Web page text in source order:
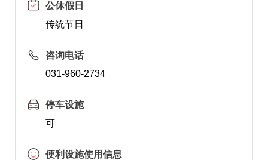
公休假日
传统节日
咨询电话
031-960-2734
停车设施
可
便利设施使用信息